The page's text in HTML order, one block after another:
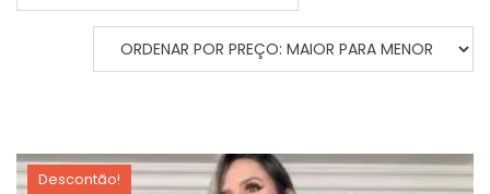
Descontão!